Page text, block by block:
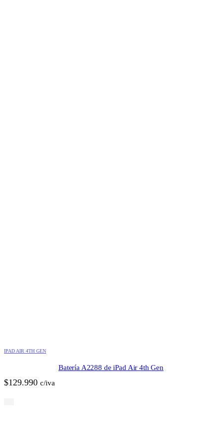
IPAD AIR 4TH GEN
Batería A2288 de iPad Air 4th Gen
$129.990 c/iva